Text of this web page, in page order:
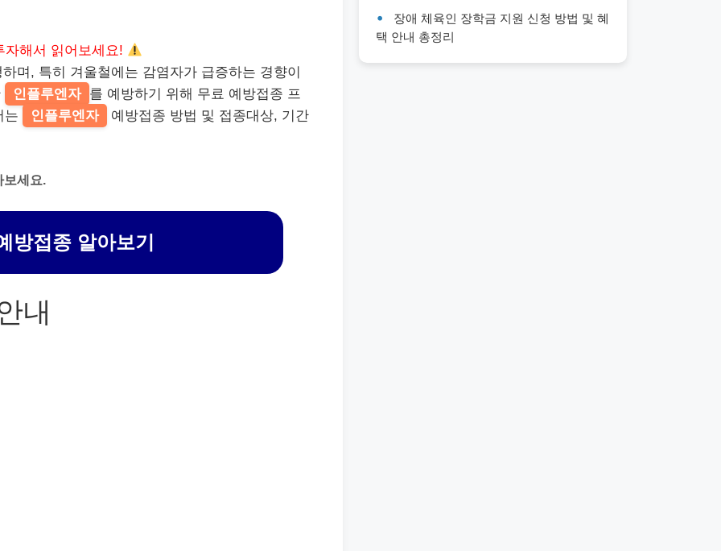
해서 읽어보세요!
며, 특히 겨울철에는 감염자가 급증하는 경향이
인플루엔자 를 예방하기 위해 무료 예방접종 프
는
인플루엔자 예방접종 방법 및 접종대상, 기간
세요.
방접종 알아보기
내
장애 체육인 장학금 지원 신청 방법 및 혜
택 안내 총정리